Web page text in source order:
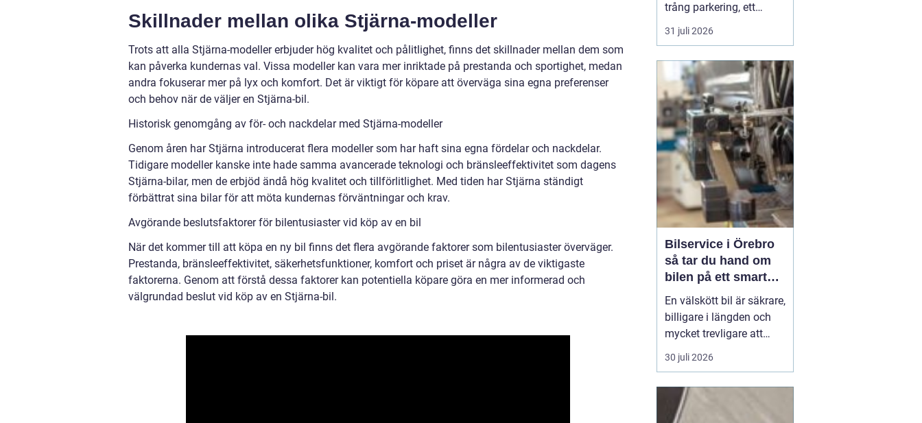
Skillnader mellan olika Stjärna-modeller
Trots att alla Stjärna-modeller erbjuder hög kvalitet och pålitlighet, finns det skillnader mellan dem som
kan påverka kundernas val. Vissa modeller kan vara mer inriktade på prestanda och sportighet, medan
andra fokuserar mer på lyx och komfort. Det är viktigt för köpare att överväga sina egna preferenser
och behov när de väljer en Stjärna-bil.
Historisk genomgång av för- och nackdelar med Stjärna-modeller
Genom åren har Stjärna introducerat flera modeller som har haft sina egna fördelar och nackdelar.
Tidigare modeller kanske inte hade samma avancerade teknologi och bränsleeffektivitet som dagens
Stjärna-bilar, men de erbjöd ändå hög kvalitet och tillförlitlighet. Med tiden har Stjärna ständigt
förbättrat sina bilar för att möta kundernas förväntningar och krav.
Avgörande beslutsfaktorer för bilentusiaster vid köp av en bil
När det kommer till att köpa en ny bil finns det flera avgörande faktorer som bilentusiaster överväger.
Prestanda, bränsleeffektivitet, säkerhetsfunktioner, komfort och priset är några av de viktigaste
faktorerna. Genom att förstå dessa faktorer kan potentiella köpare göra en mer informerad och
välgrundad beslut vid köp av en Stjärna-bil.
trång parkering, ett
dörruppslag utanför
mataffären eller ett
Många blir osäkra direkt:
ska man anmäla till
försäkringen, åka till en
plåtverkstad eller går det
att fixa snabbt och smi...
31 juli 2026
Bilservice i Örebro
så tar du hand om
bilen på ett smart
sätt
En välskött bil är säkrare,
billigare i längden och
mycket trevligare att
köra. Trots det väntar
många bilägare i Örebro
och reparationer. I den
här artikeln får du en
30 juli 2026